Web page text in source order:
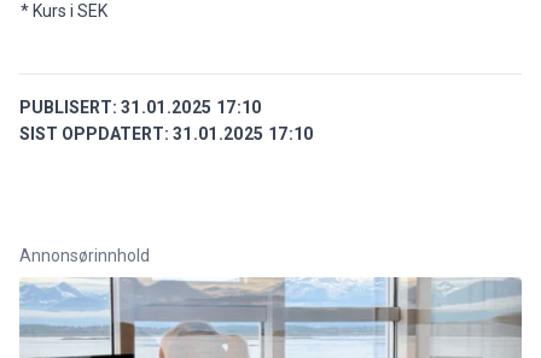
* Kurs i SEK
PUBLISERT: 31.01.2025 17:10
SIST OPPDATERT: 31.01.2025 17:10
Annonsørinnhold